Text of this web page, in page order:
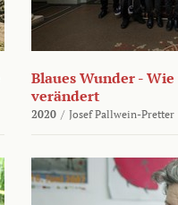
Blaues Wunder -
verändert
2020 / Josef Pallwein-Pretter